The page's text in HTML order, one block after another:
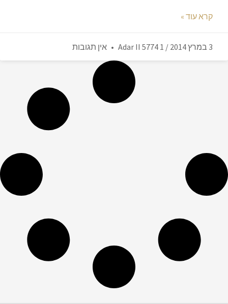
קרא עוד »
3 במרץ 2014 / 1 Adar II 5774 אין תגובות